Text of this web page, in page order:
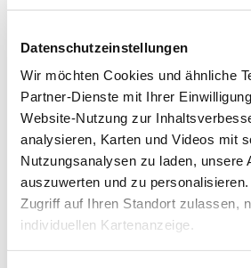
Datenschutzeinstellungen
Wir möchten Cookies und ähnliche
Partner-Dienste mit Ihrer
Website-Nutzung zur
analysieren, Karten und Videos mit
Nutzungsanalysen zu laden, unsere
auszuwerten und zu
Zugriff auf Ihren Standort zulassen,
individuellen Kartenanzeige.
Schutz von Opfern des
Deutschland ein, die Maßnahmen
Betroffenen Zugang zu Schutz und
Unterstützung zu bieten. „Es ist
Zivilgesellschaft, wachsam zu sein
Verdacht auf Verletzungen von
beachten und zu melden, um
verhindern“, erklärt Thiemo Fojkar,
Vorstandsvorsitzender des IB.
Weltweit zählt Menschenhandel zu